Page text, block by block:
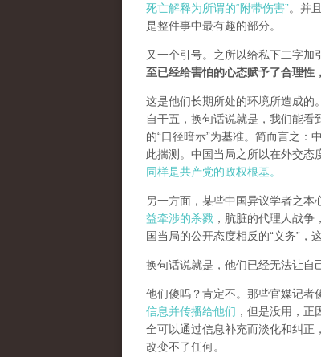
死亡解释为所谓的“附带伤害”。并
是整件事中最有趣的部分。
又一个引号。之所以给私下二字加
至已经给害怕的心态赋予了合理性
这是他们长期所处的环境所造成的
自干五，换句话说就是，我们能
的“口径暗示”为基准。简而言之：
此揣测。中国当局之所以在外交态
同样是共产党的政权根基。
另一方面，某些中国异议学者之本
益牵涉的杀戮 ，肮脏的代理人战争
国当局的公开态度相反的“义务”，
换句话说就是，他们已经无法让自
他们傻吗？肯定不。那些官媒记者
信息并传播给他们 ，但是没用，
全可以通过信息补充而淡化和纠
改变不了任何。